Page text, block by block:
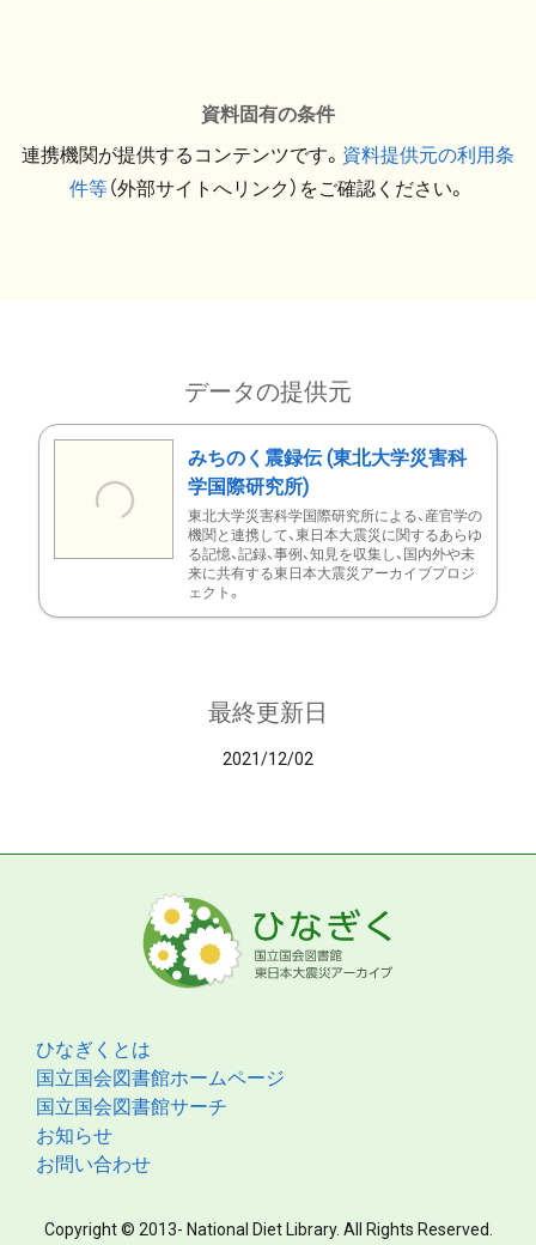
資料固有の条件
連携機関が提供するコンテンツです。 資料提供元の利用条
件等（外部サイトへリンク）をご確認ください。
データの提供元
みちのく震録伝 (東北大学災害科
学国際研究所)
東北大学災害科学国際研究所による、産官学の
機関と連携して、東日本大震災に関するあらゆ
る記憶、記録、事例、知見を収集し、国内外や未
来に共有する東日本大震災アーカイブプロジ
ェクト。
最終更新日
2021/12/02
ひなぎくとは
国立国会図書館ホームページ
国立国会図書館サーチ
お知らせ
お問い合わせ
Copyright © 2013- National Diet Library. All Rights Reserved.